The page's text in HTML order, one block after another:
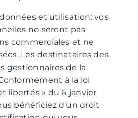
et utilisation: vos
ne seront pas
commerciales et ne
Les destinataires des
gestionnaires de la
à la loi
libertés » du 6 janvier
bénéficiez d’un droit